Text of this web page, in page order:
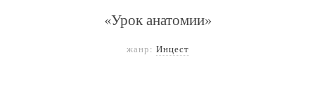
«Урок анатомии»
жанр: Инцест